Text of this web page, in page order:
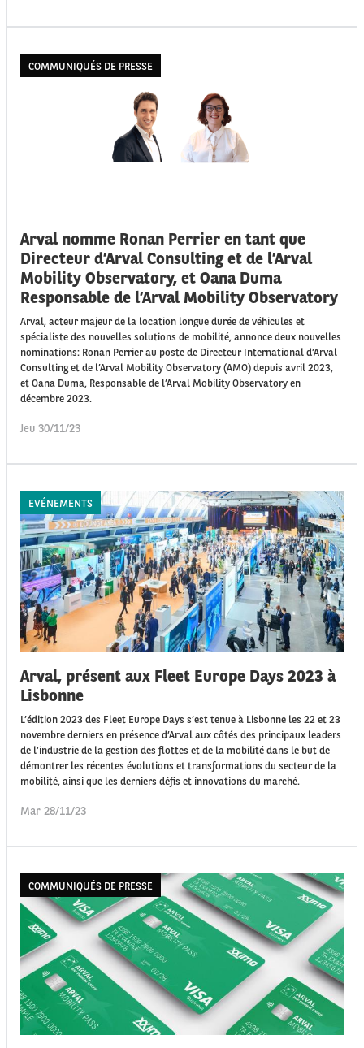
COMMUNIQUÉS DE PRESSE
Arval nomme Ronan Perrier en tant que
Directeur d’Arval Consulting et de l’Arval
Mobility Observatory, et Oana Duma
Responsable de l’Arval Mobility Observatory
Arval, acteur majeur de la location longue durée de véhicules et
spécialiste des nouvelles solutions de mobilité, annonce deux nouvelles
nominations: Ronan Perrier au poste de Directeur International d’Arval
Consulting et de l’Arval Mobility Observatory (AMO) depuis avril 2023,
et Oana Duma, Responsable de l’Arval Mobility Observatory en
décembre 2023.
Jeu 30/11/23
EVÉNEMENTS
Arval, présent aux Fleet Europe Days 2023 à
Lisbonne
L’édition 2023 des Fleet Europe Days s’est tenue à Lisbonne les 22 et 23
novembre derniers en présence d’Arval aux côtés des principaux leaders
de l’industrie de la gestion des flottes et de la mobilité dans le but de
démontrer les récentes évolutions et transformations du secteur de la
mobilité, ainsi que les derniers défis et innovations du marché.
Mar 28/11/23
COMMUNIQUÉS DE PRESSE